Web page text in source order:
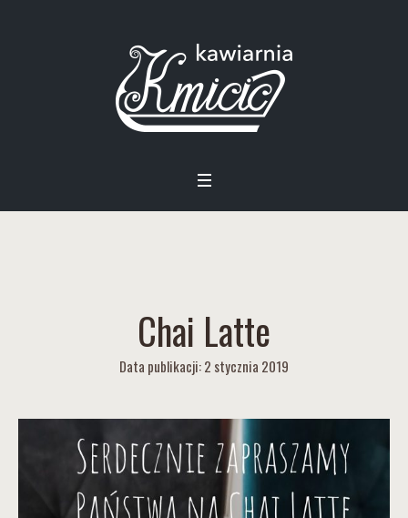
Chai Latte
Data publikacji: 2 stycznia 2019